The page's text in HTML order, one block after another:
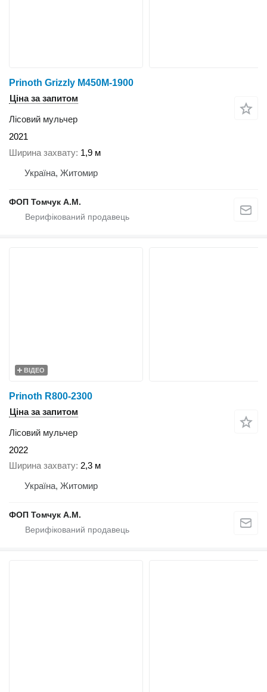
Prinoth Grizzly M450M-1900
Ціна за запитом
Лісовий мульчер
2021
Ширина захвату 1,9 м
Україна, Житомир
ФОП Томчук А.М.
ВІДЕО
Prinoth R800-2300
Ціна за запитом
Лісовий мульчер
2022
Ширина захвату 2,3 м
Україна, Житомир
ФОП Томчук А.М.